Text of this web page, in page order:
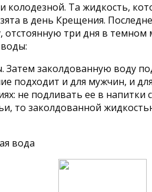
Та жидкость,
в день Крещения.
три дня в
заколдованную воду
подходит и для мужчин, и
не подливать ее в напитки
то заколдованной